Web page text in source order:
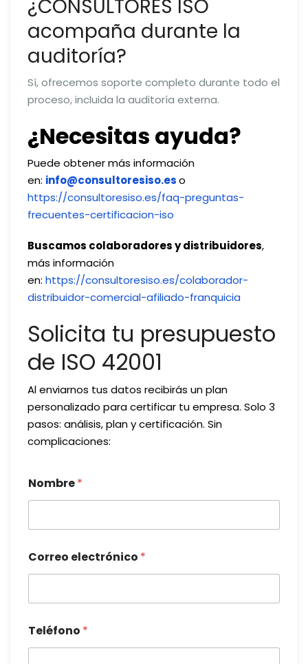
¿CONSULTORES ISO
acompaña durante la
auditoría?
Sí, ofrecemos soporte completo durante todo el
proceso, incluida la auditoría externa.
¿Necesitas ayuda?
Puede obtener más información
en: info@consultoresiso.eso
https://consultoresiso.es/faq-preguntas-
frecuentes-certificacion-iso
Buscamos colaboradores y distribuidores,
más información
en: https://consultoresiso.es/colaborador-
distribuidor-comercial-afiliado-franquicia
Solicita tu presupuesto
de ISO 42001
Al enviarnos tus datos recibirás un plan
personalizado para certificar tu empresa. Solo 3
pasos: análisis, plan y certificación. Sin
complicaciones:
Nombre*
Correo electrónico *
Teléfono *